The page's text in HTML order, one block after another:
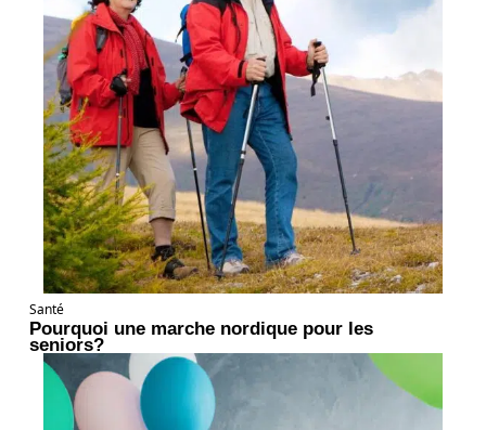
Santé
Pourquoi une marche nordique pour les
seniors?